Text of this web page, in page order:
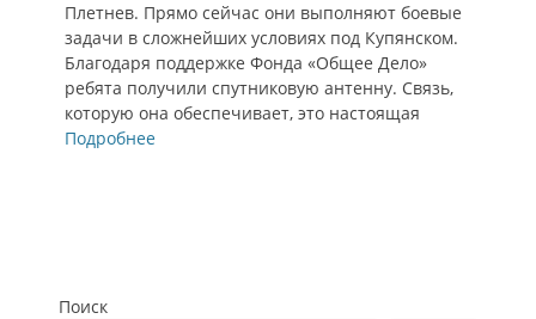
Плетнев. Прямо сейчас они выполняют боевые
задачи в сложнейших условиях под Купянском.
Благодаря поддержке Фонда «Общее Дело»
ребята получили спутниковую антенну. Связь,
которую она обеспечивает, это настоящая
Подробнее
Поиск